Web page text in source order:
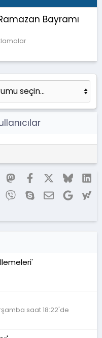
Bayramı
MastodonFacebookX (Twitter)
Bluesky
ViberSkypeE-postaGoogle
saat 18:22'de